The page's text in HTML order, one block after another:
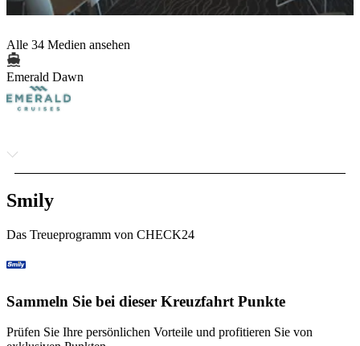
Alle 34 Medien ansehen
Emerald Dawn
Smily
Das Treueprogramm von CHECK24
Sammeln Sie bei dieser Kreuzfahrt Punkte
Prüfen Sie Ihre persönlichen Vorteile und profitieren Sie von